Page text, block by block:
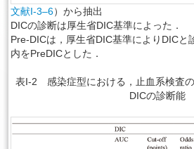
文献I-3–6）から抽出
DICの診断は厚生省DIC基準によった．
Pre-DICは，厚生省DIC基準によりDICと
内をPreDICとした．
表I-2 感染症型における，止血系検査
DICの診断能